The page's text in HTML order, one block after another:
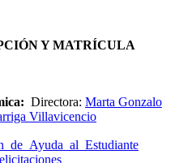
Y MATRÍCULA
Directora: Marta Gonzalo
Villavicencio
de Ayuda al Estudiante